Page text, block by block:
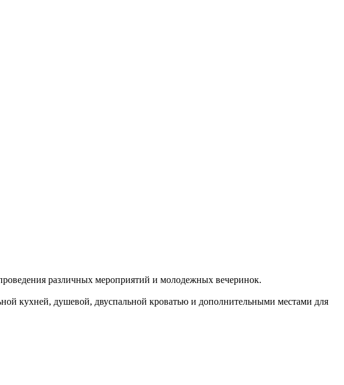
различных мероприятий и молодежных вечеринок.
кухней, душевой, двуспальной кроватью и дополнительными местами для